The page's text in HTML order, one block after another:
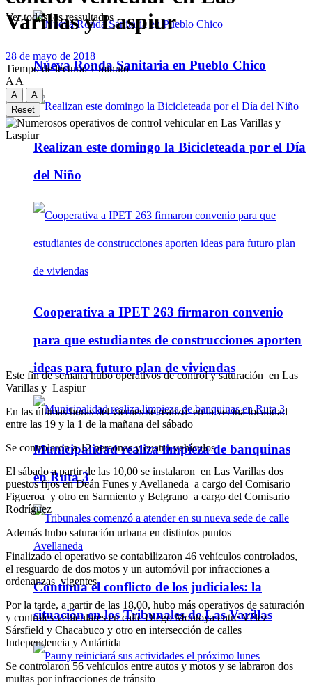
Nueva Ronda Sanitaria en Pueblo Chico
Realizan este domingo la Bicicleteada por el Día
del Niño
Cooperativa a IPET 263 firmaron convenio
para que estudiantes de construcciones aporten
ideas para futuro plan de viviendas
Municipalidad realiza limpieza de banquinas
en Ruta 3
Continúa el conflicto de los judiciales: la
situación en los Tribunales de Las Varillas
Ver todos los ressultados
Varillas y Laspiur
28 de mayo de 2018
Tiempo de lectura: 1 minuto
A A
A
A
Reset
Este fin de semana hubo operativos de control y saturación en Las
Varillas y Laspiur
En las últimas horas del viernes se realizó en la vecina localidad
entre las 19 y la 1 de la mañana del sábado
Se controlaron a 12 personas y cuatro vehículos
El sábado a partir de las 10,00 se instalaron en Las Varillas dos
puestos fijos en Deán Funes y Avellaneda a cargo del Comisario
Figueroa y otro en Sarmiento y Belgrano a cargo del Comisario
Rodríguez
Además hubo saturación urbana en distintos puntos
Finalizado el operativo se contabilizaron 46 vehículos controlados,
el resguardo de dos motos y un automóvil por infracciones a
ordenanzas vigentes
Por la tarde, a partir de las 18,00, hubo más operativos de saturación
y controles vehiculares en calle Diego Montoya entre Vélez
Sársfield y Chacabuco y otro en intersección de calles
Independencia y Antártida
Se controlaron 56 vehículos entre autos y motos y se labraron dos
multas por infracciones de tránsito